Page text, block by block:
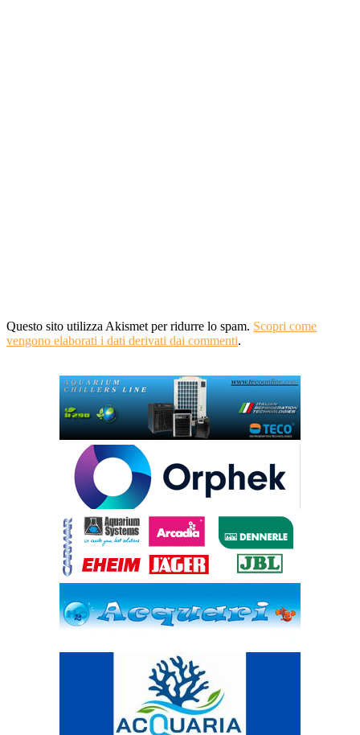
Questo sito utilizza Akismet per ridurre lo spam. Scopri come
vengono elaborati i dati derivati dai commenti.